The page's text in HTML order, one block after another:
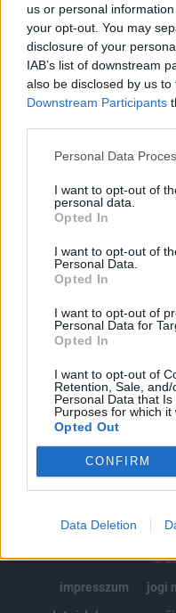
us or personal
your opt-out. You may
disclosure of your
IAB’s list of downstream
also be disclosed by us
Downstream Participants
Personal Data
I want to opt-out of
personal data.
Opted In
I want to opt-out of
Personal Data.
Opted In
I want to opt-out of
Personal Data for
Opted In
I want to opt-out of
Retention, Sale,
Personal Data that
Purposes for which it
Opted Out
CONFIRM
Data Deletion
Technology, regisztráció
jelentkezésAz USA
Biztonsági Hivatala
tervezőszoftvert gyártó
KEDVES
A keresett cikk a
tartozik, melynek
regisztrációhoz kötött.
Az előfizetés a
Portfolio.hu teljes
Kötéslisták: BÉT
kötéslistái
MÁR ELŐFIZETŐNK
©
impresszum
jogi